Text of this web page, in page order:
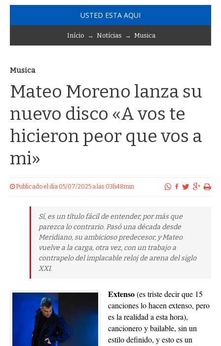
USTED ESTA AQUI
Início → Notícias → Musica
Musica
Mateo Moreno lanza su
nuevo disco «A vos te
hicieron peor que vos a
mi»
Publicado el dia 05/07/2025 a las 03h48min
Sí, es un título fácil de entender, por más que
parezca lo contrario. Pasó una década desde
Meridiano, su ambicioso predecesor, y Mateo
vuelve a la carga, otra vez, con un trabajo a
contrapelo del implacable reloj de arena del siglo
XXI.
Extenso(es triste decir que 15
canciones lo hacen extenso, pero
es la realidad a esta hora),
cancionero y bailable, sin un
estilo definido, y esto es un